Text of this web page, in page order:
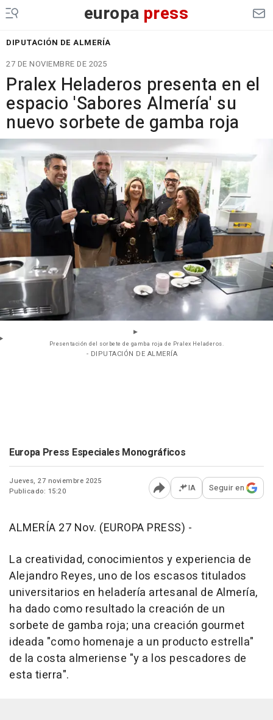
europa press
DIPUTACIÓN DE ALMERÍA
27 DE NOVIEMBRE DE 2025
Pralex Heladeros presenta en el
espacio 'Sabores Almería' su
nuevo sorbete de gamba roja
Presentación del sorbete de gamba roja de Pralex Heladeros.
- DIPUTACIÓN DE ALMERÍA
Europa Press Especiales Monográficos
Jueves, 27 noviembre 2025
Publicado: 15:20
Abrir opciones para
IA Seguir en
ALMERÍA 27 Nov. (EUROPA PRESS) -
La creatividad, conocimientos y experiencia de
Alejandro Reyes, uno de los escasos titulados
universitarios en heladería artesanal de Almería,
ha dado como resultado la creación de un
sorbete de gamba roja; una creación gourmet
ideada "como homenaje a un producto estrella"
de la costa almeriense "y a los pescadores de
esta tierra".